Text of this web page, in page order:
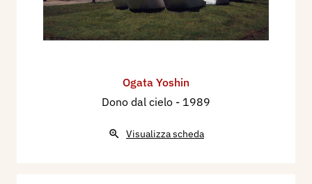
Ogata Yoshin
Dono dal cielo - 1989
Visualizza scheda